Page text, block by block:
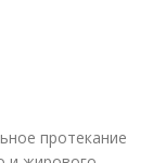
протекание